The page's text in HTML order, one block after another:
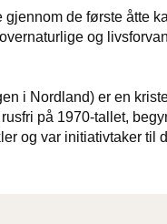
gjennom de første
og
i Nordland) er en
på 1970-tallet,
og var initiativtaker til